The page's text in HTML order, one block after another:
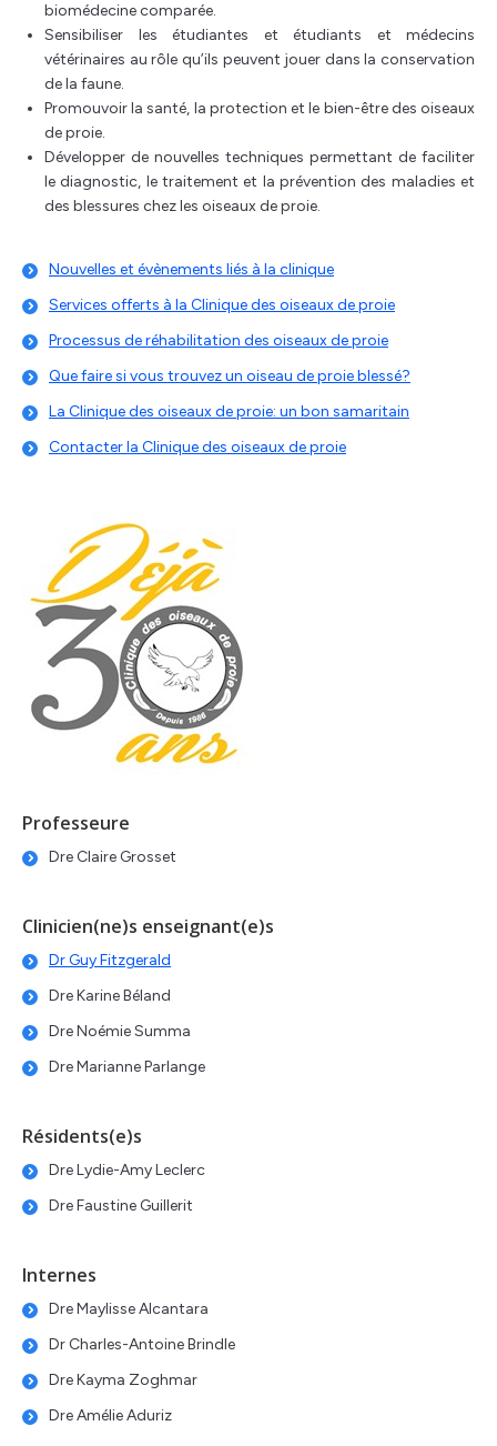
biomédecine comparée.
Sensibiliser les étudiantes et étudiants et médecins
vétérinaires au rôle qu’ils peuvent jouer dans la conservation
de la faune.
Promouvoir la santé, la protection et le bien-être des oiseaux
de proie.
Développer de nouvelles techniques permettant de faciliter
le diagnostic, le traitement et la prévention des maladies et
des blessures chez les oiseaux de proie.
Nouvelles et évènements liés à la clinique
Services offerts à la Clinique des oiseaux de proie
Processus de réhabilitation des oiseaux de proie
Que faire si vous trouvez un oiseau de proie blessé?
La Clinique des oiseaux de proie: un bon samaritain
Contacter la Clinique des oiseaux de proie
Professeure
Dre Claire Grosset
Clinicien(ne)s enseignant(e)s
Dr Guy Fitzgerald
Dre Karine Béland
Dre Noémie Summa
Dre Marianne Parlange
Résidents(e)s
Dre Lydie-Amy Leclerc
Dre Faustine Guillerit
Internes
Dre Maylisse Alcantara
Dr Charles-Antoine Brindle
Dre Kayma Zoghmar
Dre Amélie Aduriz